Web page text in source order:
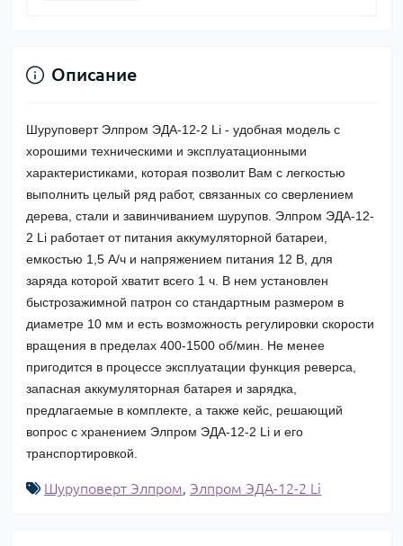
Описание
Шуруповерт Элпром ЭДА-12-2 Li - удобная модель с
хорошими техническими и эксплуатационными
характеристиками, которая позволит Вам с легкостью
выполнить целый ряд работ, связанных со сверлением
дерева, стали и завинчиванием шурупов. Элпром ЭДА-12-
2 Li работает от питания аккумуляторной батареи,
емкостью 1,5 А/ч и напряжением питания 12 В, для
заряда которой хватит всего 1 ч. В нем установлен
быстрозажимной патрон со стандартным размером в
диаметре 10 мм и есть возможность регулировки скорости
вращения в пределах 400-1500 об/мин. Не менее
пригодится в процессе эксплуатации функция реверса,
запасная аккумуляторная батарея и зарядка,
предлагаемые в комплекте, а также кейс, решающий
вопрос с хранением Элпром ЭДА-12-2 Li и его
транспортировкой.
Шуруповерт Элпром, Элпром ЭДА-12-2 Li